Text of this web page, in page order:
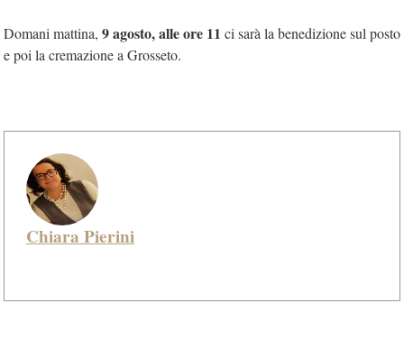
Domani mattina, 9 agosto, alle ore 11 ci sarà la benedizione sul posto
e poi la cremazione a Grosseto.
Chiara Pierini